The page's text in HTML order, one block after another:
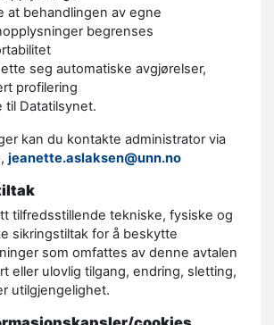
at behandlingen av egne
begrenses
seg automatiske avgjørelser,
profilering
til Datatilsynet.
kan du kontakte administrator via
jeanette.aslaksen@unn.no
tilfredsstillende tekniske, fysiske og
sikringstiltak for å beskytte
som omfattes av denne avtalen
eller ulovlig tilgang, endring, sletting,
utilgjengelighet.